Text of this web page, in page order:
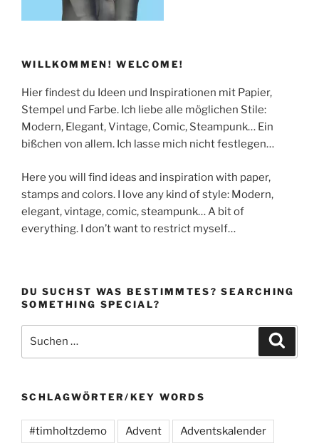
WILLKOMMEN! WELCOME!
Hier findest du Ideen und Inspirationen mit Papier,
Stempel und Farbe. Ich liebe alle möglichen Stile:
Modern, Elegant, Vintage, Comic, Steampunk… Ein
bißchen von allem. Ich lasse mich nicht festlegen…
Here you will find ideas and inspiration with paper,
stamps and colors. I love any kind of style: Modern,
elegant, vintage, comic, steampunk… A bit of
everything. I don’t want to restrict myself…
DU SUCHST WAS BESTIMMTES? SEARCHING
SOMETHING SPECIAL?
nach:
SCHLAGWÖRTER/KEY WORDS
#timholtzdemo Advent Adventskalender